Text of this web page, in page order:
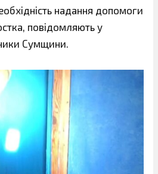
надання допомоги
повідомляють у
Сумщини.